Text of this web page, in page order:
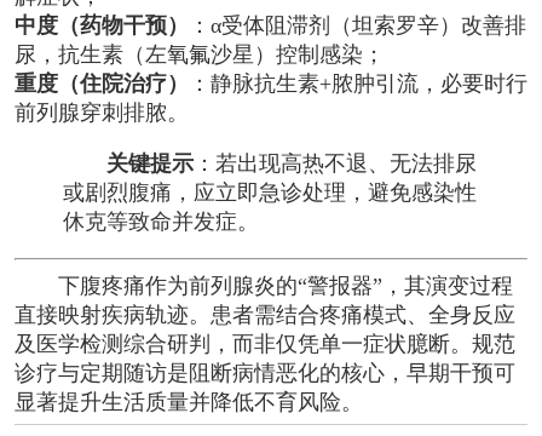
中度（药物干预）
：α受体阻滞剂（坦索罗辛）改善排
尿，抗生素（左氧氟沙星）控制感染；
重度（住院治疗）
：静脉抗生素+脓肿引流，必要时行
前列腺穿刺排脓。
关键提示：若出现高热不退、无法排尿
或剧烈腹痛，应立即急诊处理，避免感染性
休克等致命并发症。
下腹疼痛作为前列腺炎的“警报器”，其演变过程
直接映射疾病轨迹。患者需结合疼痛模式、全身反应
及医学检测综合研判，而非仅凭单一症状臆断。规范
诊疗与定期随访是阻断病情恶化的核心，早期干预可
显著提升生活质量并降低不育风险。